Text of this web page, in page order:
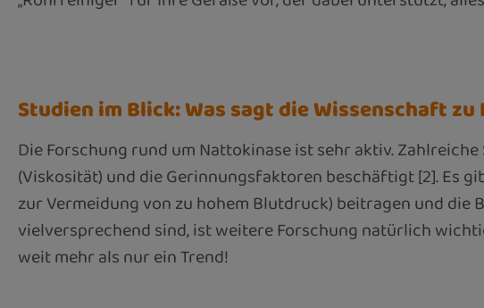
Studien im Blick: Was sagt die Wissenschaft
Die Forschung rund um Nattokinase ist sehr aktiv.
(Viskosität) und die Gerinnungsfaktoren beschäftigt [2]. Es
zur Vermeidung von zu hohem Blutdruck) beitragen und
vielversprechend sind, ist weitere Forschung natürlich
weit mehr als nur ein Trend!